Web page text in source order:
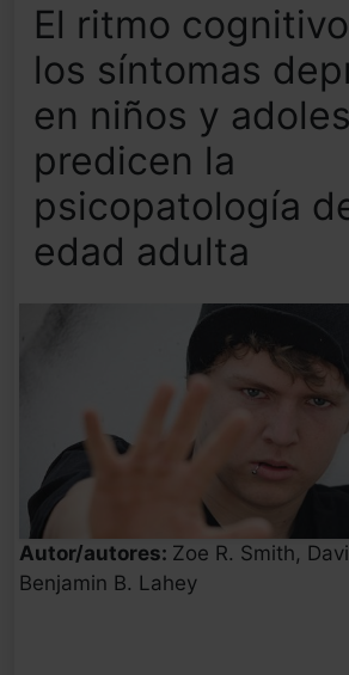
El ritmo
los síntomas
en niños y
predicen la
psicopatología
edad adulta
Autor/autores: Zoe R. Smith,
Benjamin B. Lahey